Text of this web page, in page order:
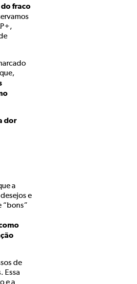
do fraco
dor
a
e
“bons”
de
Essa
e a